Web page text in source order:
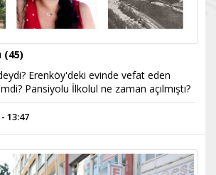
(45)
Erenköy'deki evinde vefat eden
Pansiyolu İlkolul ne zaman açılmıştı?
13:47